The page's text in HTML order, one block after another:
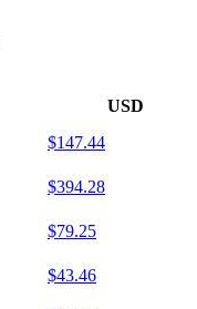
USD
$147.44
$394.28
$79.25
$43.46